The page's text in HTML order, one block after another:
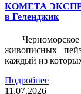
КОМЕТА
в Геленджик
живописных
каждый из
Подробнее
11.07.2026